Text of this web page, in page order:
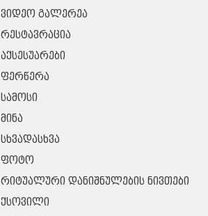
ᲕᲘᲓᲔᲝ ᲒᲐᲚᲔᲠᲔᲐ
ᲠᲔᲡᲢᲐᲕᲠᲐᲪᲘᲐ
ᲐᲥᲡᲔᲡᲣᲐᲠᲔᲑᲘ
ᲤᲔᲠᲬᲔᲠᲐ
ᲡᲐᲛᲝᲡᲘ
ᲛᲘᲜᲐ
ᲡᲮᲕᲐᲓᲐᲡᲮᲕᲐ
ᲤᲝᲢᲝ
ᲠᲘᲢᲣᲐᲚᲣᲠᲘ ᲓᲐᲜᲘᲨᲜᲣᲚᲔᲑᲘᲡ ᲜᲘᲕᲗᲔᲑᲘ
ᲥᲡᲝᲕᲘᲚᲘ